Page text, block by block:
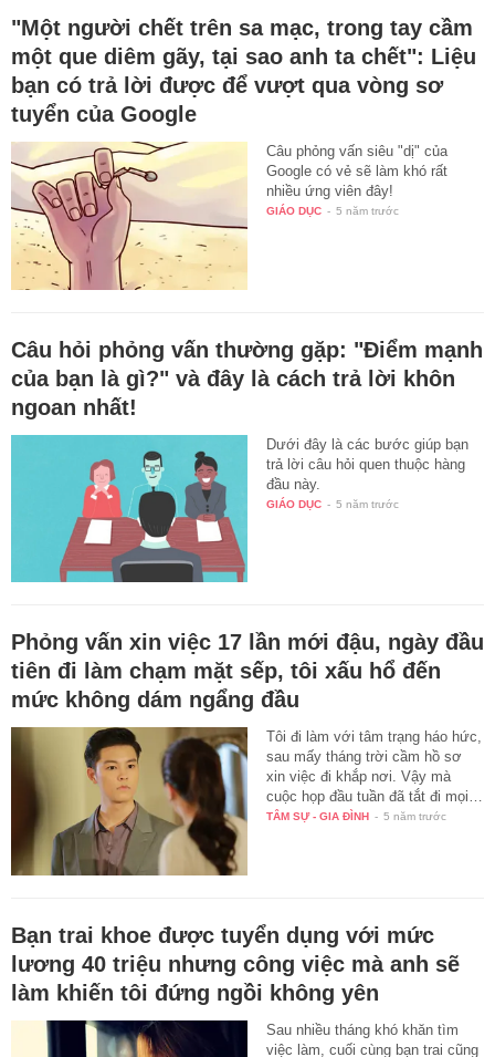
"Một người chết trên sa mạc, trong tay cầm
một que diêm gãy, tại sao anh ta chết": Liệu
bạn có trả lời được để vượt qua vòng sơ
tuyển của Google
Câu phỏng vấn siêu "dị" của
Google có vẻ sẽ làm khó rất
nhiều ứng viên đây!
GIÁO DỤC - 5 năm trước
Câu hỏi phỏng vấn thường gặp: "Điểm mạnh
của bạn là gì?" và đây là cách trả lời khôn
ngoan nhất!
Dưới đây là các bước giúp bạn
trả lời câu hỏi quen thuộc hàng
đầu này.
GIÁO DỤC - 5 năm trước
Phỏng vấn xin việc 17 lần mới đậu, ngày đầu
tiên đi làm chạm mặt sếp, tôi xấu hổ đến
mức không dám ngẩng đầu
Tôi đi làm với tâm trạng háo hức,
sau mấy tháng trời cầm hồ sơ
xin việc đi khắp nơi. Vậy mà
cuộc họp đầu tuần đã tắt đi mọi…
TÂM SỰ - GIA ĐÌNH - 5 năm trước
Bạn trai khoe được tuyển dụng với mức
lương 40 triệu nhưng công việc mà anh sẽ
làm khiến tôi đứng ngồi không yên
Sau nhiều tháng khó khăn tìm
việc làm, cuối cùng bạn trai cũng